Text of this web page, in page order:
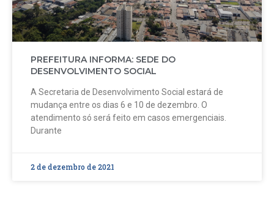
PREFEITURA INFORMA: SEDE DO
DESENVOLVIMENTO SOCIAL
A Secretaria de Desenvolvimento Social estará de
mudança entre os dias 6 e 10 de dezembro. O
atendimento só será feito em casos emergenciais.
Durante
2 de dezembro de 2021